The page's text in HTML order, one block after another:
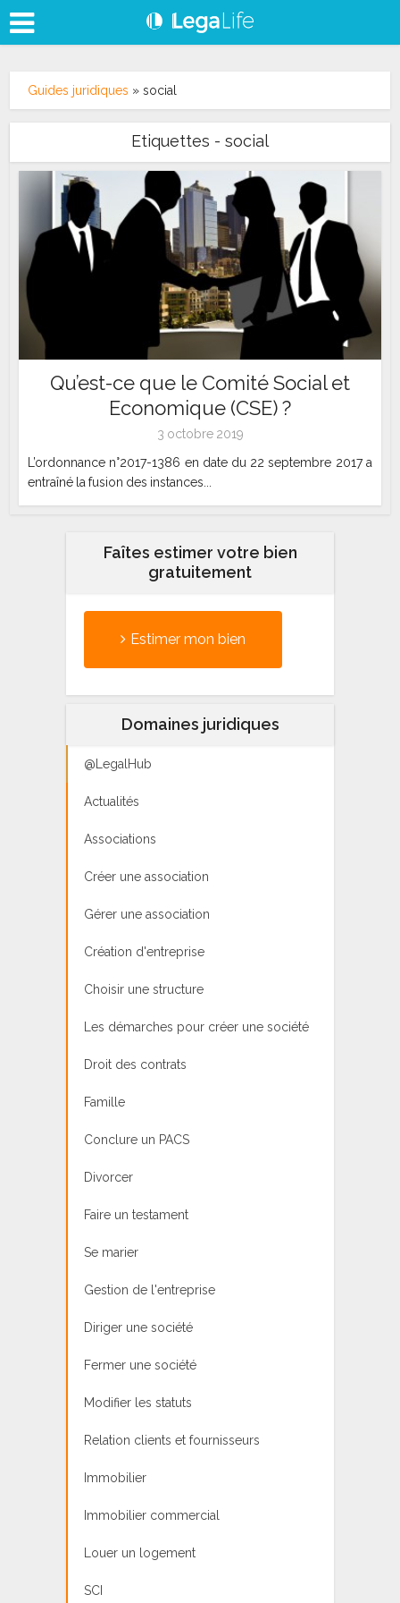
Guides juridiques »social
Etiquettes - social
Qu’est-ce que le Comité Social et
Economique (CSE) ?
3 octobre 2019
L’ordonnance n°2017-1386 en date du 22 septembre 2017 a
entraîné la fusion des instances...
Faîtes estimer votre bien
gratuitement
Estimer mon bien
Domaines juridiques
@LegalHub
Actualités
Associations
Créer une association
Gérer une association
Création d'entreprise
Choisir une structure
Les démarches pour créer une société
Droit des contrats
Famille
Conclure un PACS
Divorcer
Faire un testament
Se marier
Gestion de l'entreprise
Diriger une société
Fermer une société
Modifier les statuts
Relation clients et fournisseurs
Immobilier
Immobilier commercial
Louer un logement
SCI